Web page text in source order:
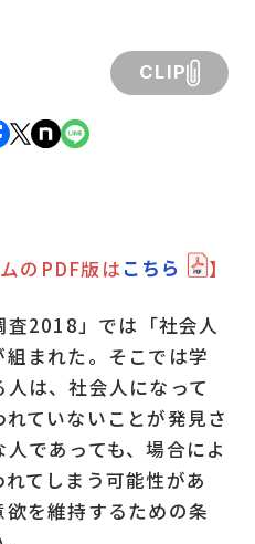
CLIP
ムのPDF版はこちら 】
査2018」では「社会人
まれた。そこでは学
は、社会人になって
ていないことが発見さ
であっても、場合によ
てしまう可能性があ
を維持するための条